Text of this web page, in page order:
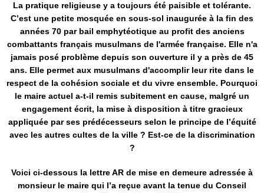
La pratique religieuse y a toujours été paisible et tolérante.
C’est une petite mosquée en sous-sol inaugurée à la fin des
années 70 par bail emphytéotique au profit des anciens
combattants français musulmans de l'armée française. Elle n'a
jamais posé problème depuis son ouverture il y a près de 45
ans. Elle permet aux musulmans d'accomplir leur rite dans le
respect de la cohésion sociale et du vivre ensemble. Pourquoi
le maire actuel a-t-il remis subitement en cause, malgré un
engagement écrit, la mise à disposition à titre gracieux
appliquée par ses prédécesseurs selon le principe de l’équité
avec les autres cultes de la ville ? Est-ce de la discrimination
?
Voici ci-dessous la lettre AR de mise en demeure adressée à
monsieur le maire qui l’a reçue avant la tenue du Conseil